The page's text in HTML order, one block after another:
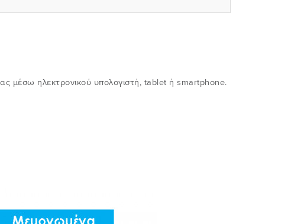
μέσω ηλεκτρονικού υπολογιστή, tablet ή smartphone.